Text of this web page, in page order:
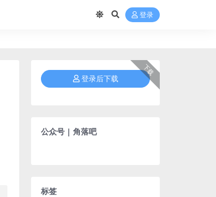
登录
下载
登录后下载
公众号 | 角落吧
标签